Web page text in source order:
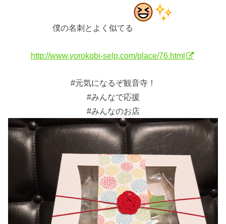
僕の名刺とよく似てる
http://www.yorokobi-selp.com/place/76.html
#元気になるぞ観音寺！
#みんなで応援
#みんなのお店